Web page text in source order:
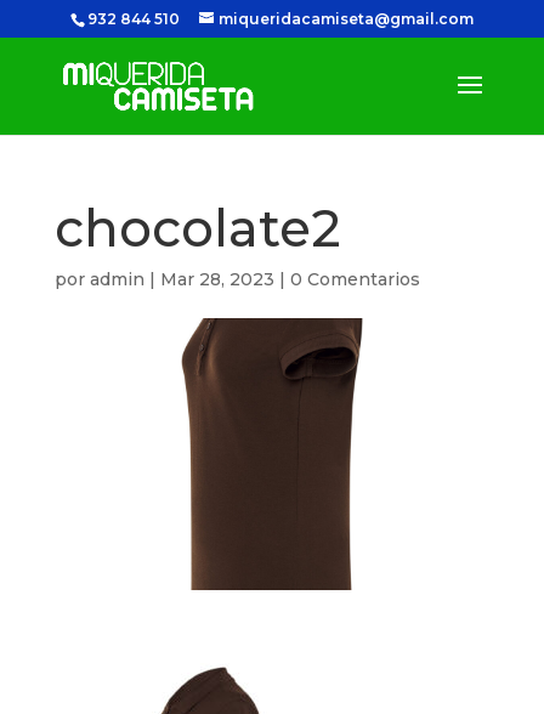
932 844 510 miqueridacamiseta@gmail.com
chocolate2
por admin | Mar 28, 2023 | 0 Comentarios